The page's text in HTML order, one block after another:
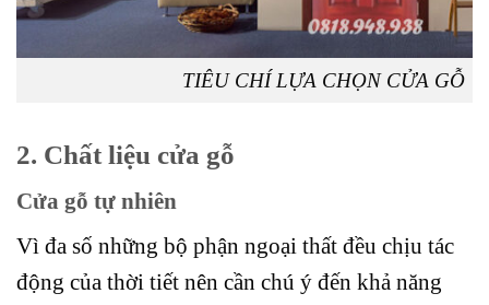
TIÊU CHÍ LỰA CHỌN CỬA GỖ
2. Chất liệu cửa gỗ
Cửa gỗ tự nhiên
Vì đa số những bộ phận ngoại thất đều chịu tác
động của thời tiết nên cần chú ý đến khả năng